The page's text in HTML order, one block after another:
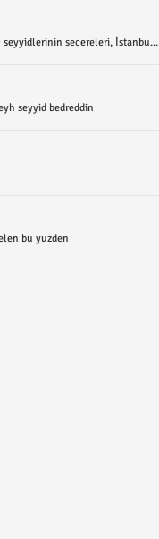
seyyidlerinin secereleri, İstanbu...
seyyid bedreddin
bu yuzden